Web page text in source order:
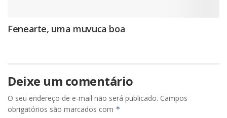
Fenearte, uma muvuca boa
Deixe um comentário
O seu endereço de e-mail não será publicado. Campos
obrigatórios são marcados com *